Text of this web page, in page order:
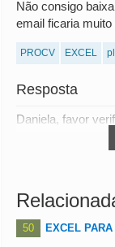
Não consigo
email ficaria
PROCV EXCEL
Resposta
Daniela, favor
50 EXCEL